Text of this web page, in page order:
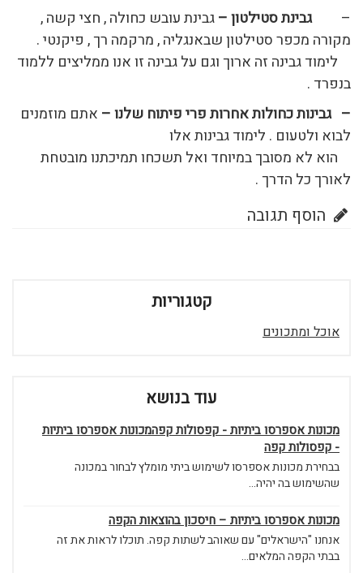
–גבינת סטילטון –גבינת עובש כחולה , חצי קשה ,
מקורה מכפר סטילטון שבאנגליה , מרקמה רך , פיקנטי .
לימוד גבינה זה ארוך וגם על גבינה זו אנו ממליצים ללמוד
בנפרד .
– גבינות כחולות אחרות פרי פיתוח שלנו – אתם מוזמנים
לבוא ולטעום . לימוד גבינות אלו
הוא לא מסובך במיוחד ואל תשכחו תמיכתנו מובטחת
לאורך כל הדרך .
הוסף תגובה
קטגוריות
אוכל ומתכונים
עוד בנושא
מכונות אספרסו ביתיות - קפסולות קפהמכונות אספרסו ביתיות
- קפסולות קפה
בבחירת מכונות אספרסו לשימוש ביתי מומלץ לבחור במכונה
שהשימוש בה יהיה...
מכונות אספרסו ביתיות – חיסכון בהוצאות הקפה
אנחנו "הישראלים" עם שאוהב לשתות קפה. תוכלו לראות את זה
בבתי הקפה המלאים...